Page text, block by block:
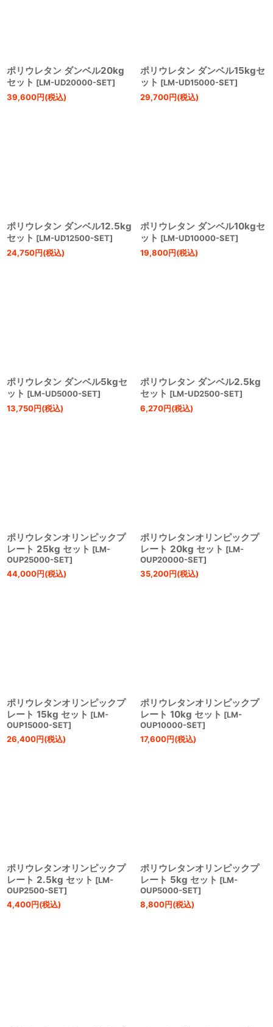
ポリウレタン ダンベル20kg
セット [LM-UD20000-SET]
39,600円(税込)
ポリウレタン ダンベル15kgセ
ット [LM-UD15000-SET]
29,700円(税込)
ポリウレタン ダンベル12.5kg
セット [LM-UD12500-SET]
24,750円(税込)
ポリウレタン ダンベル10kgセ
ット [LM-UD10000-SET]
19,800円(税込)
ポリウレタン ダンベル5kgセ
ット [LM-UD5000-SET]
13,750円(税込)
ポリウレタン ダンベル2.5kg
セット [LM-UD2500-SET]
6,270円(税込)
ポリウレタンオリンピックプ
レート 25kg セット [LM-
OUP25000-SET]
44,000円(税込)
ポリウレタンオリンピックプ
レート 20kg セット [LM-
OUP20000-SET]
35,200円(税込)
ポリウレタンオリンピックプ
レート 15kg セット [LM-
OUP15000-SET]
26,400円(税込)
ポリウレタンオリンピックプ
レート 10kg セット [LM-
OUP10000-SET]
17,600円(税込)
ポリウレタンオリンピックプ
レート 2.5kg セット [LM-
OUP2500-SET]
4,400円(税込)
ポリウレタンオリンピックプ
レート 5kg セット [LM-
OUP5000-SET]
8,800円(税込)